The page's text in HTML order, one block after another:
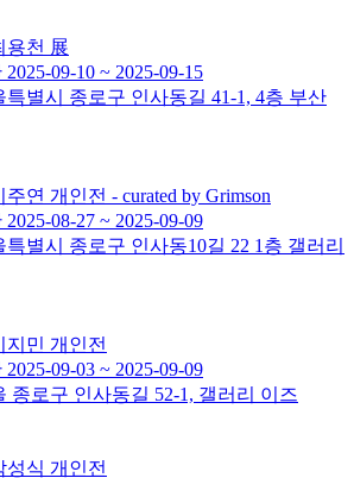
용천 展
2025-09-10 ~ 2025-09-15
특별시 종로구 인사동길 41-1, 4층 부산
주연 개인전 - curated by Grimson
2025-08-27 ~ 2025-09-09
특별시 종로구 인사동10길 22 1층 갤러리
지민 개인전
2025-09-03 ~ 2025-09-09
종로구 인사동길 52-1, 갤러리 이즈
성식 개인전